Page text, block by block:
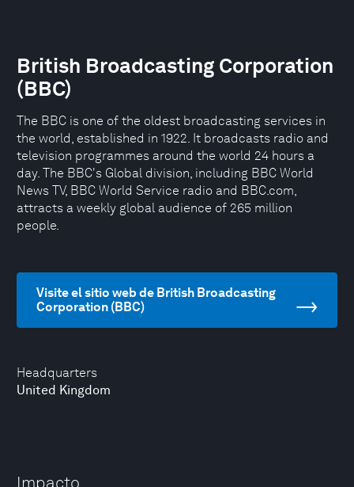
Headquarters
United Kingdom
British Broadcasting Corporation
(BBC)
The BBC is one of the oldest broadcasting services in
the world, established in 1922. It broadcasts radio and
television programmes around the world 24 hours a
day. The BBC's Global division, including BBC World
News TV, BBC World Service radio and BBC.com,
attracts a weekly global audience of 265 million
people.
Visite el sitio web de British Broadcasting
Corporation (BBC)
Impacto